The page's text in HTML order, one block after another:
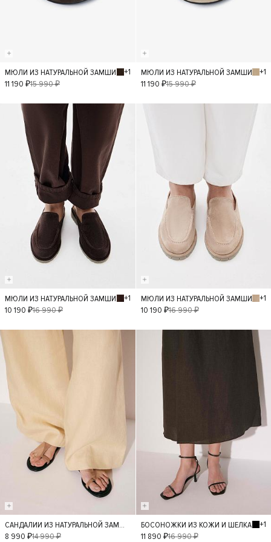
36 37
39
МЮЛИ ИЗ НАТУРАЛЬНОЙ ЗАМШИ
+1
11 190 ₽15 990 ₽ 36 37
39
40
МЮЛИ ИЗ НАТУРАЛЬНОЙ ЗАМШИ
+1
11 190 ₽15 990 ₽
- 40%
40 36
38 39
МЮЛИ ИЗ НАТУРАЛЬНОЙ ЗАМШИ
+1
10 190 ₽16 990 ₽ 40 36
38
39
МЮЛИ ИЗ НАТУРАЛЬНОЙ ЗАМШИ
+1
10 190 ₽16 990 ₽
40 36
САНДАЛИИ ИЗ НАТУРАЛЬНОЙ ЗАМШИ
8 990 ₽14 990 ₽
- 30%
40 36
БОСОНОЖКИ ИЗ КОЖИ И ШЕЛКА
+1
11 890 ₽16 990 ₽